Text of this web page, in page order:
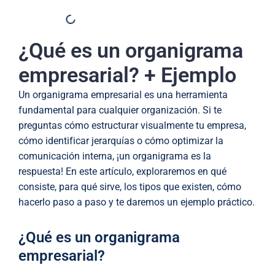
¿Qué es un organigrama
empresarial? + Ejemplo
Un organigrama empresarial es una herramienta
fundamental para cualquier organización. Si te
preguntas cómo estructurar visualmente tu empresa,
cómo identificar jerarquías o cómo optimizar la
comunicación interna, ¡un organigrama es la
respuesta! En este artículo, exploraremos en qué
consiste, para qué sirve, los tipos que existen, cómo
hacerlo paso a paso y te daremos un ejemplo práctico.
¿Qué es un organigrama
empresarial?